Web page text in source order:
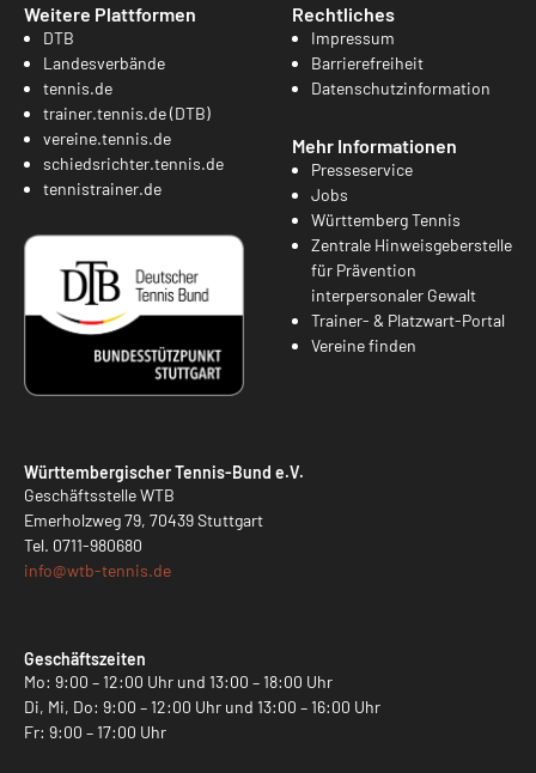
Weitere Plattformen
DTB
Landesverbände
tennis.de
trainer.tennis.de (DTB)
vereine.tennis.de
schiedsrichter.tennis.de
tennistrainer.de
Rechtliches
Impressum
Barrierefreiheit
Datenschutzinformation
Mehr Informationen
Presseservice
Jobs
Württemberg Tennis
Zentrale Hinweisgeberstelle
für Prävention
interpersonaler Gewalt
Trainer- & Platzwart-Portal
Vereine finden
Württembergischer Tennis-Bund e.V.
Geschäftsstelle WTB
Emerholzweg 79, 70439 Stuttgart
Tel. 0711-980680
info@wtb-tennis.de
Geschäftszeiten
Mo: 9:00 – 12:00 Uhr und 13:00 – 18:00 Uhr
Di, Mi, Do: 9:00 – 12:00 Uhr und 13:00 – 16:00 Uhr
Fr: 9:00 – 17:00 Uhr